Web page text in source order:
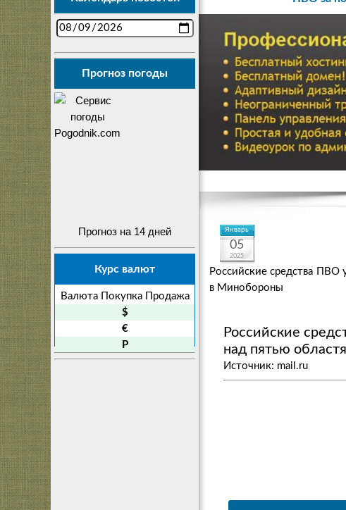
Прогноз погоды
Прогноз на 14 дней
Курс валют
Валюта Покупка
Продажа
$
€
P
Январь
05
2025
Российские средства ПВО
в Минобороны
Российские
над пятью
Источник: mail.ru